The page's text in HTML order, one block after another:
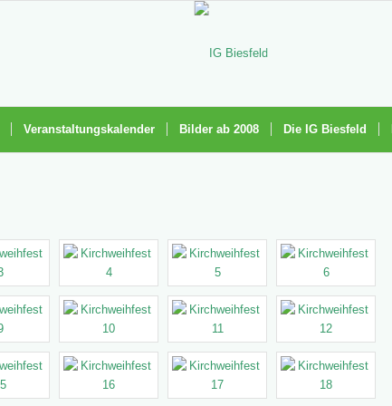
Veranstaltungskalender Bilder ab 2008 Die IG Biesfeld